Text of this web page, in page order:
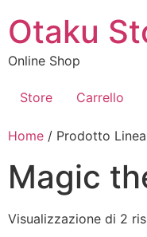
contenuto
Otaku
Online Shop
Store Carrello
Home / Prodotto
Magic
Visualizzazione di 2